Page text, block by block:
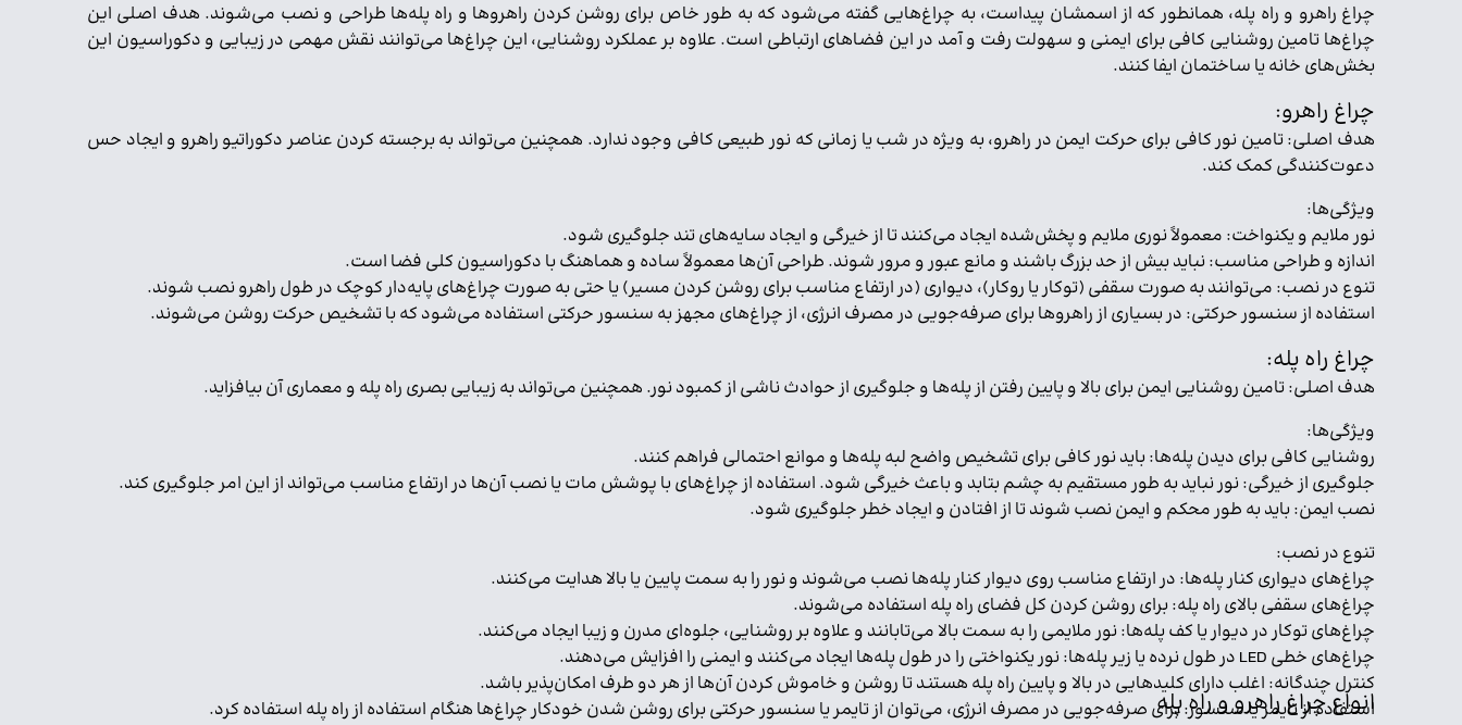
چراغ راهرو و راه پله، همانطور که از اسمشان پیداست، به چراغ‌هایی گفته می‌شود که به طور خاص برای روشن کردن راهروها و راه پله‌ها طراحی و نصب می‌شوند. هدف اصلی این
چراغ‌ها تامین روشنایی کافی برای ایمنی و سهولت رفت و آمد در این فضاهای ارتباطی است. علاوه بر عملکرد روشنایی، این چراغ‌ها می‌توانند نقش مهمی در زیبایی و دکوراسیون این
بخش‌های خانه یا ساختمان ایفا کنند.
چراغ راهرو:
هدف اصلی: تامین نور کافی برای حرکت ایمن در راهرو، به ویژه در شب یا زمانی که نور طبیعی کافی وجود ندارد. همچنین می‌تواند به برجسته کردن عناصر دکوراتیو راهرو و ایجاد حس
دعوت‌کنندگی کمک کند.
ویژگی‌ها:
نور ملایم و یکنواخت: معمولاً نوری ملایم و پخش‌شده ایجاد می‌کنند تا از خیرگی و ایجاد سایه‌های تند جلوگیری شود.
اندازه و طراحی مناسب: نباید بیش از حد بزرگ باشند و مانع عبور و مرور شوند. طراحی آن‌ها معمولاً ساده و هماهنگ با دکوراسیون کلی فضا است.
تنوع در نصب: می‌توانند به صورت سقفی (توکار یا روکار)، دیواری (در ارتفاع مناسب برای روشن کردن مسیر) یا حتی به صورت چراغ‌های پایه‌دار کوچک در طول راهرو نصب شوند.
استفاده از سنسور حرکتی: در بسیاری از راهروها برای صرفه‌جویی در مصرف انرژی، از چراغ‌های مجهز به سنسور حرکتی استفاده می‌شود که با تشخیص حرکت روشن می‌شوند.
چراغ راه پله:
هدف اصلی: تامین روشنایی ایمن برای بالا و پایین رفتن از پله‌ها و جلوگیری از حوادث ناشی از کمبود نور. همچنین می‌تواند به زیبایی بصری راه پله و معماری آن بیافزاید.
ویژگی‌ها:
روشنایی کافی برای دیدن پله‌ها: باید نور کافی برای تشخیص واضح لبه پله‌ها و موانع احتمالی فراهم کنند.
جلوگیری از خیرگی: نور نباید به طور مستقیم به چشم بتابد و باعث خیرگی شود. استفاده از چراغ‌های با پوشش مات یا نصب آن‌ها در ارتفاع مناسب می‌تواند از این امر جلوگیری کند.
نصب ایمن: باید به طور محکم و ایمن نصب شوند تا از افتادن و ایجاد خطر جلوگیری شود.
تنوع در نصب:
چراغ‌های دیواری کنار پله‌ها: در ارتفاع مناسب روی دیوار کنار پله‌ها نصب می‌شوند و نور را به سمت پایین یا بالا هدایت می‌کنند.
چراغ‌های سقفی بالای راه پله: برای روشن کردن کل فضای راه پله استفاده می‌شوند.
چراغ‌های توکار در دیوار یا کف پله‌ها: نور ملایمی را به سمت بالا می‌تابانند و علاوه بر روشنایی، جلوه‌ای مدرن و زیبا ایجاد می‌کنند.
چراغ‌های خطی LED در طول نرده یا زیر پله‌ها: نور یکنواختی را در طول پله‌ها ایجاد می‌کنند و ایمنی را افزایش می‌دهند.
کنترل چندگانه: اغلب دارای کلیدهایی در بالا و پایین راه پله هستند تا روشن و خاموش کردن آن‌ها از هر دو طرف امکان‌پذیر باشد.
استفاده از تایمر یا سنسور: برای صرفه‌جویی در مصرف انرژی، می‌توان از تایمر یا سنسور حرکتی برای روشن شدن خودکار چراغ‌ها هنگام استفاده از راه پله استفاده کرد.
انواع چراغ راهرو و راه پله